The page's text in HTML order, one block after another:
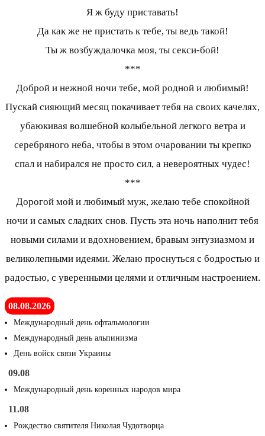
Я ж буду приставать!
Да как же не пристать к тебе, ты ведь такой!
Ты ж возбуждалочка моя, ты секси-бой!
***
Доброй и нежной ночи тебе, мой родной и любимый!
Пускай сияющий месяц покачивает тебя на своих качелях,
убаюкивая волшебной колыбельной легкого ветра и
серебряного неба, чтобы в этом очаровании ты крепко
спал и набирался не просто сил, а невероятных чудес!
***
Дорогой мой и любимый муж, желаю тебе спокойной
ночи и самых сладких снов. Пусть эта ночь наполнит тебя
новыми силами и вдохновением, бравым энтузиазмом и
великолепными идеями. Желаю проснуться с бодростью и
радостью, с уверенными целями и отличным настроением.
08.08.2026
Международный день офтальмологии
Международный день альпинизма
День войск связи Украины
09.08
Международный день коренных народов мира
11.08
Рождество святителя Николая Чудотворца